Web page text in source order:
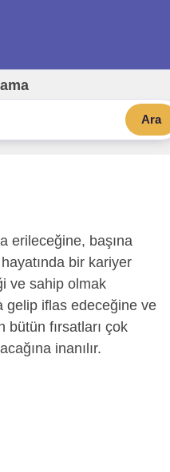
Ara
erileceğine, başına
bir kariyer
ve sahip olmak
gelip iflas edeceğine ve
fırsatları çok
inanılır.